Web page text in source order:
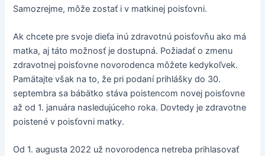
Samozrejme, môže zostať i v matkinej poisťovni.
Ak chcete pre svoje dieťa inú zdravotnú poisťovňu ako má
matka, aj táto možnosť je dostupná. Požiadať o zmenu
zdravotnej poisťovne novorodenca môžete kedykoľvek.
Pamätajte však na to, že pri podaní prihlášky do 30.
septembra sa bábätko stáva poistencom novej poisťovne
až od 1. januára nasledujúceho roka. Dovtedy je zdravotne
poistené v poisťovni matky.
Od 1. augusta 2022 už novorodenca netreba prihlasovať